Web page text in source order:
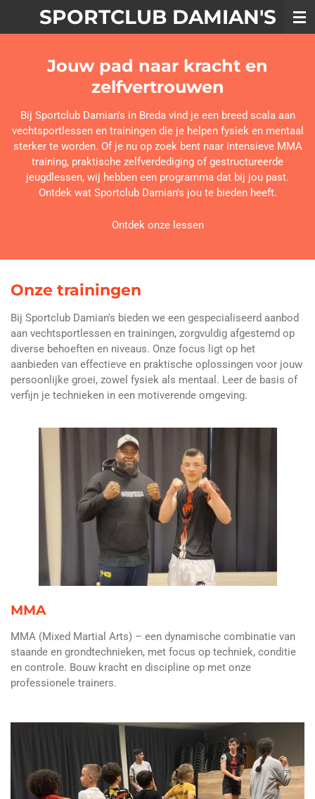
hoofdinhoud
SPORTCLUB DAMIAN'S
Jouw pad naar kracht en
zelfvertrouwen
Bij Sportclub Damian's in Breda vind je een breed scala aan
vechtsportlessen en trainingen die je helpen fysiek en mentaal
sterker te worden. Of je nu op zoek bent naar intensieve MMA
training, praktische zelfverdediging of gestructureerde
jeugdlessen, wij hebben een programma dat bij jou past.
Ontdek wat Sportclub Damian's jou te bieden heeft.
Ontdek onze lessen
Onze trainingen
Bij Sportclub Damian's bieden we een gespecialiseerd aanbod
aan vechtsportlessen en trainingen, zorgvuldig afgestemd op
diverse behoeften en niveaus. Onze focus ligt op het
aanbieden van effectieve en praktische oplossingen voor jouw
persoonlijke groei, zowel fysiek als mentaal. Leer de basis of
verfijn je technieken in een motiverende omgeving.
MMA
MMA (Mixed Martial Arts) – een dynamische combinatie van
staande en grondtechnieken, met focus op techniek, conditie
en controle. Bouw kracht en discipline op met onze
professionele trainers.